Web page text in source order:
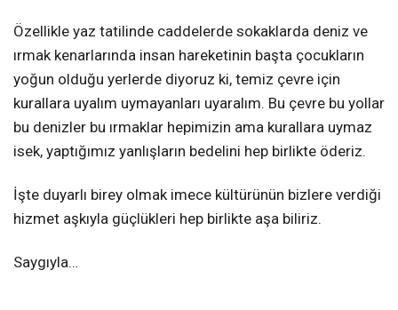
Özellikle yaz tatilinde caddelerde sokaklarda deniz ve
ırmak kenarlarında insan hareketinin başta çocukların
yoğun olduğu yerlerde diyoruz ki, temiz çevre için
kurallara uyalım uymayanları uyaralım. Bu çevre bu yollar
bu denizler bu ırmaklar hepimizin ama kurallara uymaz
isek, yaptığımız yanlışların bedelini hep birlikte öderiz.
İşte duyarlı birey olmak imece kültürünün bizlere verdiği
hizmet aşkıyla güçlükleri hep birlikte aşa biliriz.
Saygıyla…